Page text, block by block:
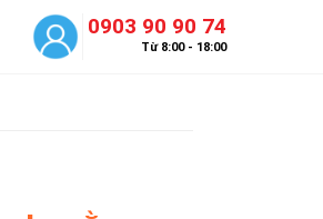
0903 90 90 74
Từ 8:00 - 18:00